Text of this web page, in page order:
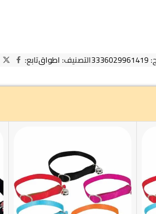
3336029961419التصنيف: اطواقتابع: